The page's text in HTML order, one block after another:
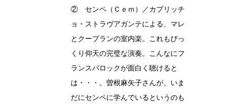
② センペ（Ｃｅｍ）／カプリッチ
ョ・ストラヴアガンテによる、マレ
とクープランの室内楽。これもびっ
くり仰天の完璧な演奏。こんなにフ
ランスバロックが面白く聴けると
は・・・。曽根麻矢子さんが、いま
だにセンペに学んでいるというのも